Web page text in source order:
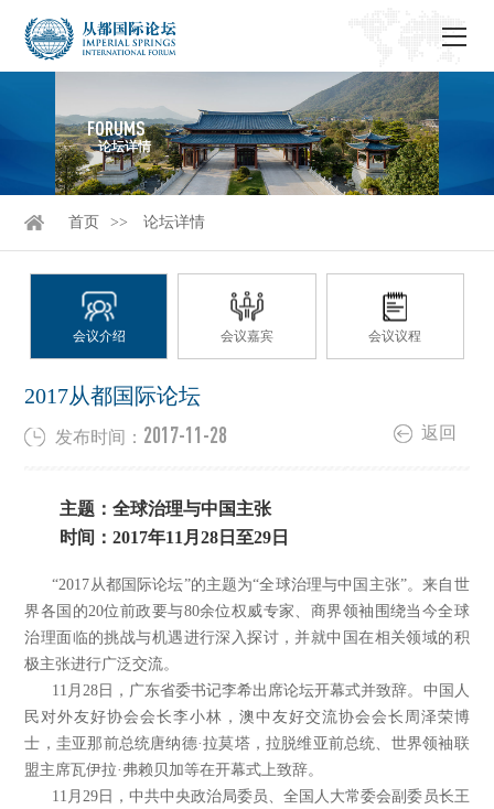
FORUMS
论坛详情
首页 论坛详情
会议介绍 会议嘉宾 会议议程
2017从都国际论坛
发布时间： 2017-11-28 返回
主题：全球治理与中国主张
时间：2017年11月28日至29日
“2017从都国际论坛”的主题为“全球治理与中国主张”。来自世
界各国的20位前政要与80余位权威专家、商界领袖围绕当今全球
治理面临的挑战与机遇进行深入探讨，并就中国在相关领域的积
极主张进行广泛交流。
11月28日，广东省委书记李希出席论坛开幕式并致辞。中国人
民对外友好协会会长李小林，澳中友好交流协会会长周泽荣博
士，圭亚那前总统唐纳德·拉莫塔，拉脱维亚前总统、世界领袖联
盟主席瓦伊拉·弗赖贝加等在开幕式上致辞。
11月29日，中共中央政治局委员、全国人大常委会副委员长王